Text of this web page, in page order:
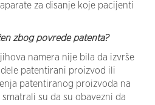
za disanje koje pacijenti
zbog povrede patenta?
namera nije bila da izvrše
patentirani proizvod ili
patentiranog proizvoda na
su da su obavezni da